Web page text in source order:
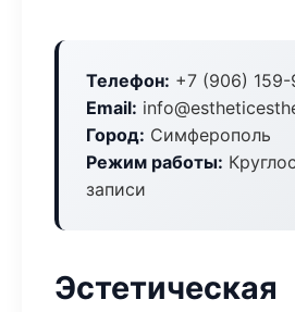
Телефон: +7 (906) 159-
Email:
Город: Симферополь
Режим работы:
записи
Эстетическая